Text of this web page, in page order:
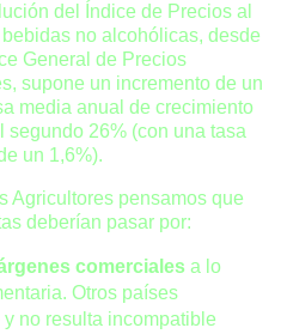
del Índice de Precios al
no alcohólicas, desde
General de Precios
supone un incremento de un
media anual de crecimiento
segundo 26% (con una tasa
un 1,6%).
Agricultores pensamos que
deberían pasar por:
comerciales a lo
Otros países
no resulta incompatible